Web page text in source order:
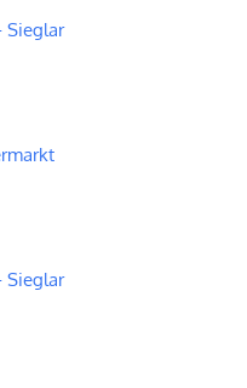
Sieglar
Sieglar